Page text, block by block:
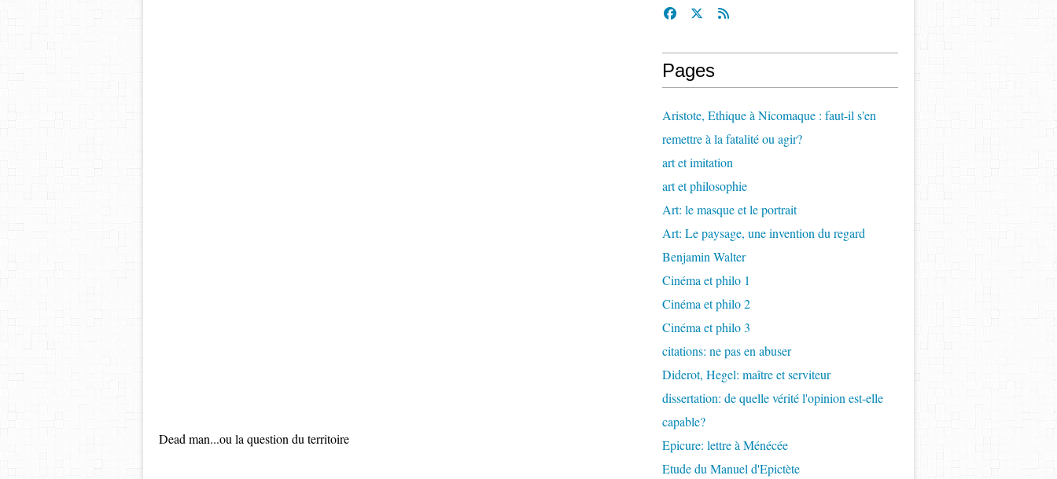
Dead man...ou la question du territoire
Pages
Aristote, Ethique à Nicomaque : faut-il s'en
remettre à la fatalité ou agir?
art et imitation
art et philosophie
Art: le masque et le portrait
Art: Le paysage, une invention du regard
Benjamin Walter
Cinéma et philo 1
Cinéma et philo 2
Cinéma et philo 3
citations: ne pas en abuser
Diderot, Hegel: maître et serviteur
dissertation: de quelle vérité l'opinion est-elle
capable?
Epicure: lettre à Ménécée
Etude du Manuel d'Epictète